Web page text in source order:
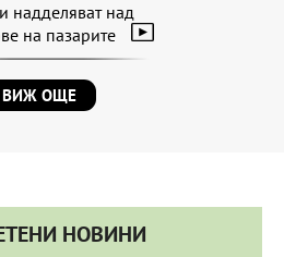
надделяват над
на пазарите
ВИЖ ОЩЕ
НОВИНИ